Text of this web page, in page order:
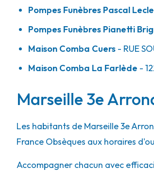
A votre écoute 24h/24 7j/7
- Cuers
08h30-12h
14h-18h
Français -QUARTIER SAINT ROCH-
04 94 28 60 95
A votre écoute 24h/24 7j/7
- La Farlède
Pompes Funèbres Pascal
Pompes Funèbres Pianetti
Maison Comba Cuers - RUE
Maison Comba La Farlède -
Marseille 3e
Les habitants de Marseille 3e
France Obsèques aux horaires
Accompagner chacun avec